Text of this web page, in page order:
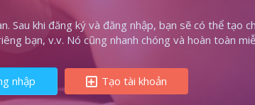
khi đăng ký và đăng nhập, bạn sẽ có thể tạo
bạn, v.v. Nó cũng nhanh chóng và hoàn toàn
nhập Tạo tài khoản